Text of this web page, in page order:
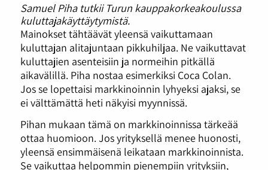
Samuel Piha tutkii Turun kauppakorkeakoulussa
kuluttajakäyttäytymistä.
Mainokset tähtäävät yleensä vaikuttamaan
kuluttajan alitajuntaan pikkuhiljaa. Ne vaikuttavat
kuluttajien asenteisiin ja normeihin pitkällä
aikavälillä. Piha nostaa esimerkiksi Coca Colan.
Jos se lopettaisi markkinoinnin lyhyeksi ajaksi, se
ei välttämättä heti näkyisi myynnissä.
Pihan mukaan tämä on markkinoinnissa tärkeää
ottaa huomioon. Jos yrityksellä menee huonosti,
yleensä ensimmäisenä leikataan markkinoinnista.
Se vaikuttaa helpommin pienempiin yrityksiin,